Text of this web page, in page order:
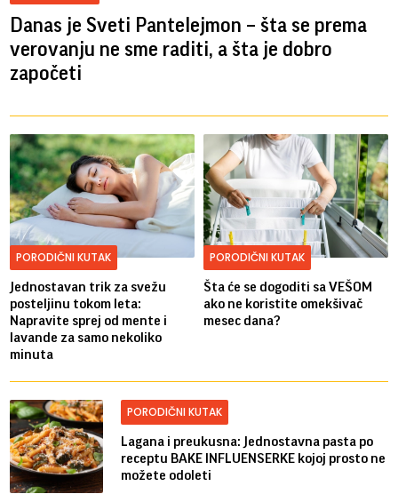
Danas je Sveti Pantelejmon – šta se prema
verovanju ne sme raditi, a šta je dobro
započeti
PORODIČNI KUTAK
Jednostavan trik za svežu
posteljinu tokom leta:
Napravite sprej od mente i
lavande za samo nekoliko
minuta
PORODIČNI KUTAK
Šta će se dogoditi sa VEŠOM
ako ne koristite omekšivač
mesec dana?
PORODIČNI KUTAK
Lagana i preukusna: Jednostavna pasta po
receptu BAKE INFLUENSERKE kojoj prosto ne
možete odoleti